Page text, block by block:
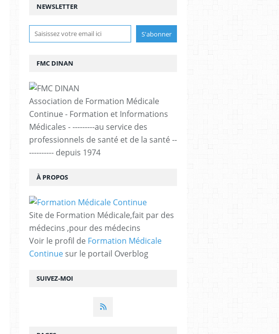
NEWSLETTER
SUIVEZ-MOI
FMC DINAN
Association de Formation Médicale
Continue - Formation et Informations
Médicales - ---------au service des
professionnels de santé et de la santé --
---------- depuis 1974
À PROPOS
Site de Formation Médicale,fait par des
médecins ,pour des médecins
Voir le profil de Formation Médicale
Continue sur le portail Overblog